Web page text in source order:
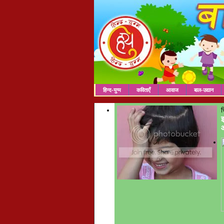
हिन्द-युग्म कविताएँ आवाज बाल-उद्यान